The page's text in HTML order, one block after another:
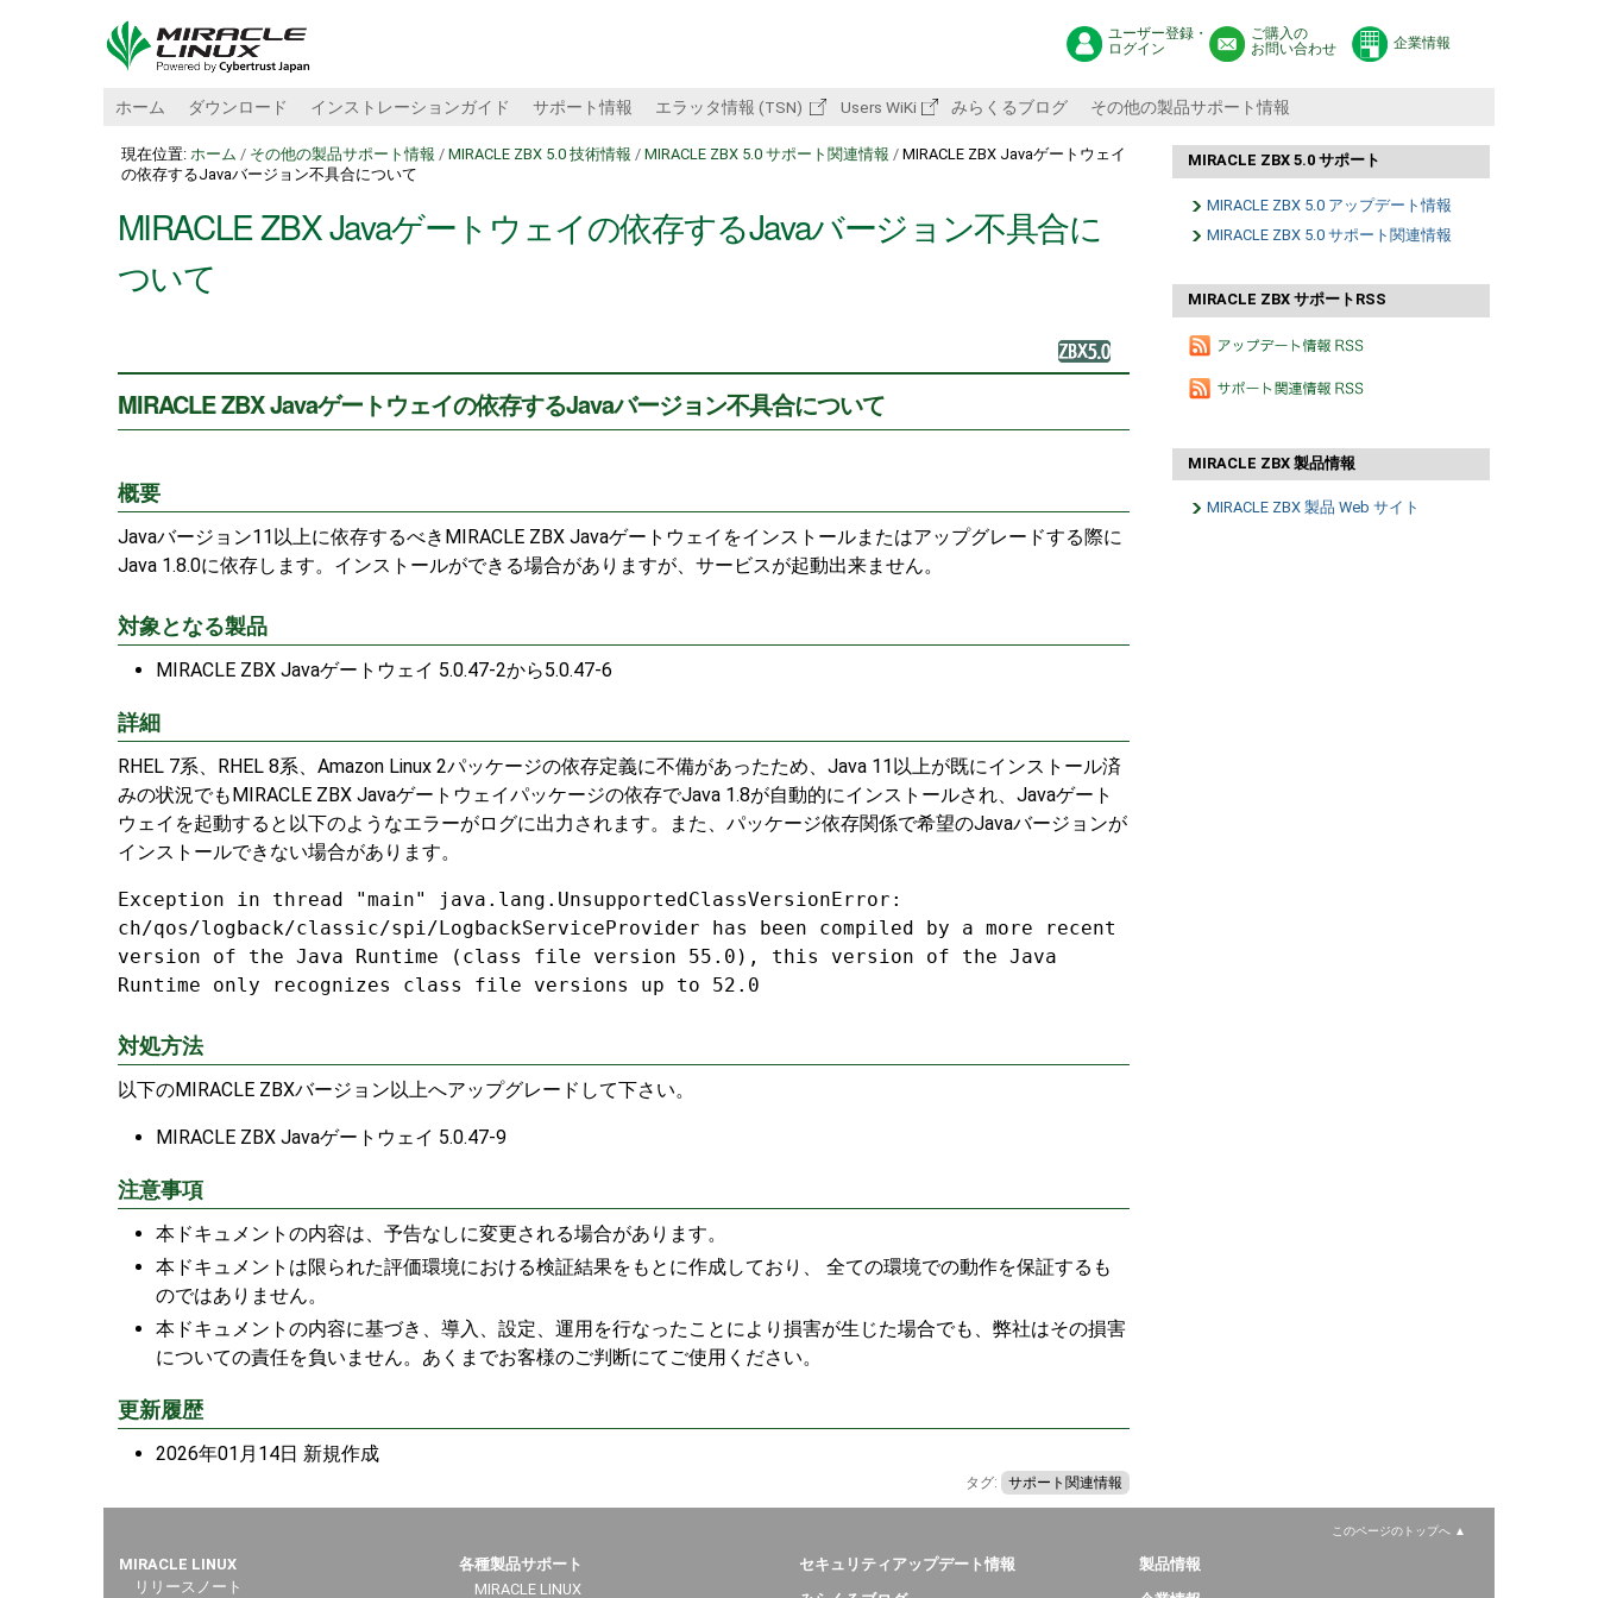
ユーザー登録・
ログイン
ご購入の
お問い合わせ
企業情報
ホーム ダウンロード インストレーションガイド サポート情報 エラッタ情報 (TSN) Users WiKi みらくるブログ その他の製品サポート情報
現在位置: ホーム / その他の製品サポート情報 / MIRACLE ZBX 5.0 技術情報 / MIRACLE ZBX 5.0 サポート関連情報 / MIRACLE ZBX Javaゲートウェイ
の依存するJavaバージョン不具合について
MIRACLE ZBX Javaゲートウェイの依存するJavaバージョン不具合に
ついて
MIRACLE ZBX Javaゲートウェイの依存するJavaバージョン不具合について
概要
Javaバージョン11以上に依存するべきMIRACLE ZBX Javaゲートウェイをインストールまたはアップグレードする際に
Java 1.8.0に依存します。インストールができる場合がありますが、サービスが起動出来ません。
対象となる製品
MIRACLE ZBX Javaゲートウェイ 5.0.47-2から5.0.47-6
詳細
RHEL 7系、RHEL 8系、Amazon Linux 2パッケージの依存定義に不備があったため、Java 11以上が既にインストール済
みの状況でもMIRACLE ZBX Javaゲートウェイパッケージの依存でJava 1.8が自動的にインストールされ、Javaゲート
ウェイを起動すると以下のようなエラーがログに出力されます。また、パッケージ依存関係で希望のJavaバージョンが
インストールできない場合があります。
Exception in thread "main" java.lang.UnsupportedClassVersionError:
ch/qos/logback/classic/spi/LogbackServiceProvider has been compiled by a more recent
version of the Java Runtime (class file version 55.0), this version of the Java
Runtime only recognizes class file versions up to 52.0
対処方法
以下のMIRACLE ZBXバージョン以上へアップグレードして下さい。
MIRACLE ZBX Javaゲートウェイ 5.0.47-9
注意事項
本ドキュメントの内容は、予告なしに変更される場合があります。
本ドキュメントは限られた評価環境における検証結果をもとに作成しており、 全ての環境での動作を保証するも
のではありません。
本ドキュメントの内容に基づき、導入、設定、運用を行なったことにより損害が生じた場合でも、弊社はその損害
についての責任を負いません。あくまでお客様のご判断にてご使用ください。
更新履歴
2026年01月14日 新規作成
タグ: サポート関連情報
MIRACLE ZBX 5.0 サポート
MIRACLE ZBX 5.0 アップデート情報
MIRACLE ZBX 5.0 サポート関連情報
MIRACLE ZBX サポートRSS
MIRACLE ZBX 製品情報
MIRACLE ZBX 製品 Web サイト
このページのトップへ
MIRACLE LINUX
リリースノート
各種製品サポート
MIRACLE LINUX
セキュリティアップデート情報
製品情報